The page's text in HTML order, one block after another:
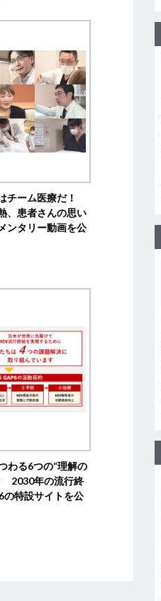
チーム医療だ！
、患者さんの思い
ンタリー動画を公
わる6つの“理解の
2030年の流行終
の特設サイトを公